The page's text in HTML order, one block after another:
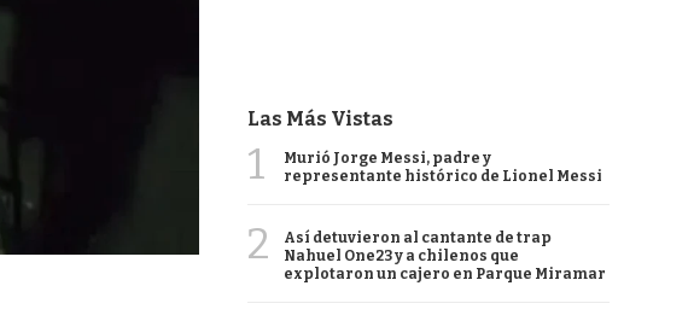
Las Más Vistas
1
Murió Jorge Messi, padre y
representante histórico de Lionel Messi
2
Así detuvieron al cantante de trap
Nahuel One23 y a chilenos que
explotaron un cajero en Parque Miramar